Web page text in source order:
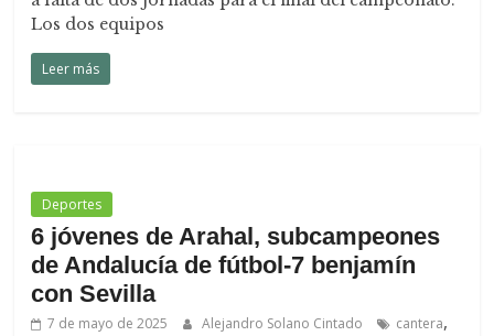
Los dos equipos
Leer más
Deportes
6 jóvenes de Arahal, subcampeones
de Andalucía de fútbol-7 benjamín
con Sevilla
7 de mayo de 2025 Alejandro Solano Cintado cantera,